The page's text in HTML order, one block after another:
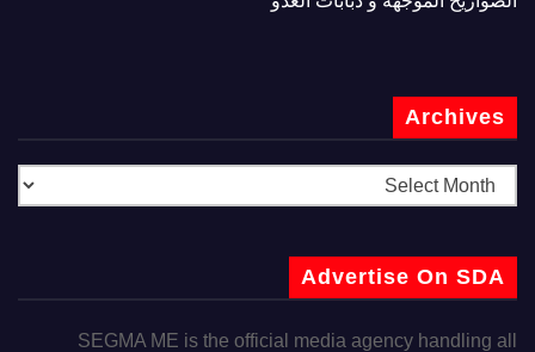
Archives
Advertise On SDA
SEGMA ME is the official media agency handling all